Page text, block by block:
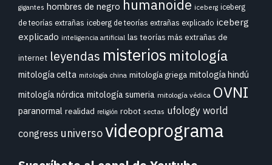
gigantes hombres de negro humanoide iceberg iceberg
de teorías extrañas iceberg de teorías extrañas explicado iceberg
explicado inteligencia artificial las teorías más extrañas de
internet leyendas misterios mitología
mitología celta mitología china mitología griega mitología hindú
mitología nórdica mitología sumeria mitología védica OVNI
paranormal realidad religión robot sectas ufology world
congress universovideoprograma